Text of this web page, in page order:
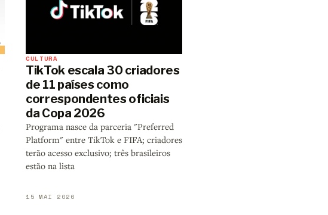
CULTURA
TikTok escala 30 criadores
de 11 países como
correspondentes oficiais
da Copa 2026
Programa nasce da parceria "Preferred
Platform" entre TikTok e FIFA; criadores
terão acesso exclusivo; três brasileiros
estão na lista
15 MAI 2026